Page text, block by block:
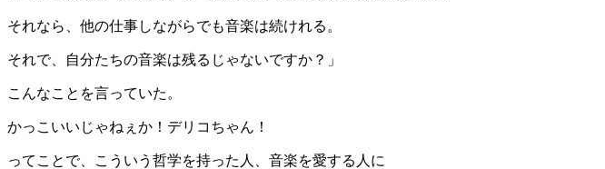
それなら、他の仕事しながらでも音楽は続けれる。
それで、自分たちの音楽は残るじゃないですか？」
こんなことを言っていた。
かっこいいじゃねぇか！デリコちゃん！
ってことで、こういう哲学を持った人、音楽を愛する人に